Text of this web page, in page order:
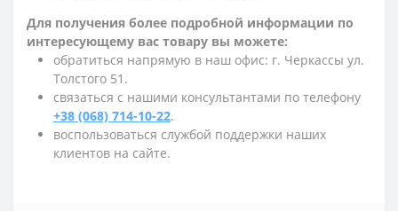
Для получения более подробной информации по
интересующему вас товару вы можете:
обратиться напрямую в наш офис: г. Черкассы ул.
Толстого 51.
связаться с нашими консультантами по телефону
+38 (068) 714-10-22.
воспользоваться службой поддержки наших
клиентов на сайте.